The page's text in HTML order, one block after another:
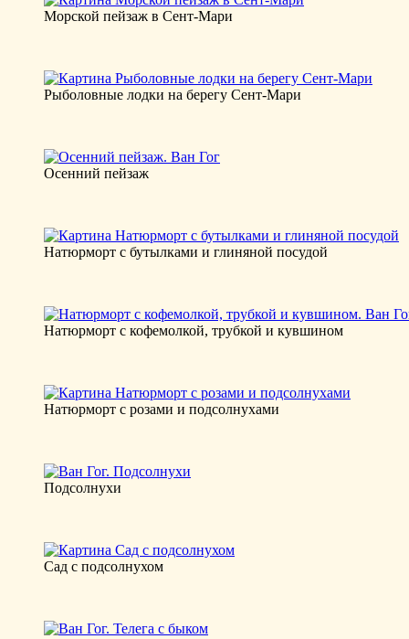
Морской пейзаж в Сент-Мари
Рыболовные лодки на берегу Сент-Мари
Осенний пейзаж
Натюрморт с бутылками и глиняной посудой
Натюрморт с кофемолкой, трубкой и кувшином
Натюрморт с розами и подсолнухами
Подсолнухи
Сад с подсолнухом